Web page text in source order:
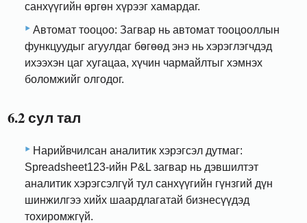
санхүүгийн өргөн хүрээг хамардаг.
Автомат тооцоо: Загвар нь автомат тооцооллын
функцуудыг агуулдаг бөгөөд энэ нь хэрэглэгчдэд
ихээхэн цаг хугацаа, хүчин чармайлтыг хэмнэх
боломжийг олгодог.
6.2 сул тал
Нарийвчилсан аналитик хэрэгсэл дутмаг:
Spreadsheet123-ийн P&L загвар нь дэвшилтэт
аналитик хэрэгсэлгүй тул санхүүгийн гүнзгий дүн
шинжилгээ хийх шаардлагатай бизнесүүдэд
тохиромжгүй.